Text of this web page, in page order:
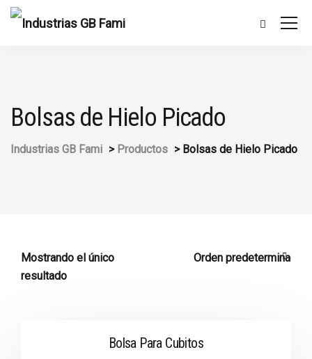
Bolsas de Hielo Picado
Industrias GB Fami > Productos > Bolsas de Hielo Picado
Mostrando el único
resultado
Bolsa Para Cubitos